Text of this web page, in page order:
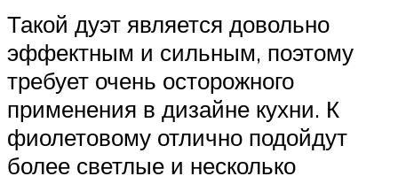
Такой дуэт является довольно
эффектным и сильным, поэтому
требует очень осторожного
применения в дизайне кухни. К
фиолетовому отлично подойдут
более светлые и несколько